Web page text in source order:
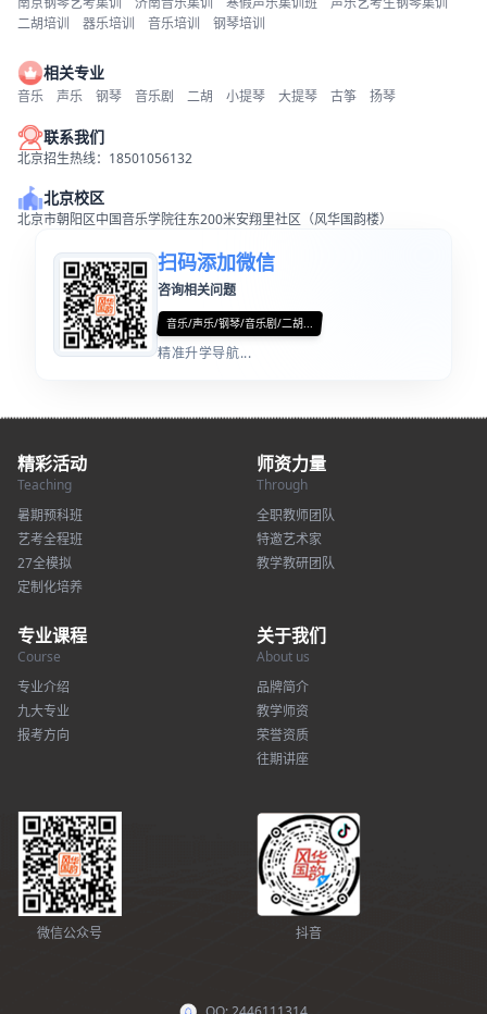
二胡培训
器乐培训 音乐培训 钢琴培训
相关专业
音乐 声乐 钢琴 音乐剧 二胡 小提琴 大提琴 古筝 扬琴
联系我们
北京招生热线：18501056132
北京校区
北京市朝阳区中国音乐学院往东200米安翔里社区（风华国韵楼）
扫码添加微信
咨询相关问题
音乐/声乐/钢琴/音乐剧/二胡...
精准升学导航...
精彩活动
Teaching
暑期预科班
艺考全程班
27全模拟
定制化培养
师资力量
Through
全职教师团队
特邀艺术家
教学教研团队
专业课程
Course
专业介绍
九大专业
报考方向
关于我们
About us
品牌简介
教学师资
荣誉资质
往期讲座
微信公众号 抖音